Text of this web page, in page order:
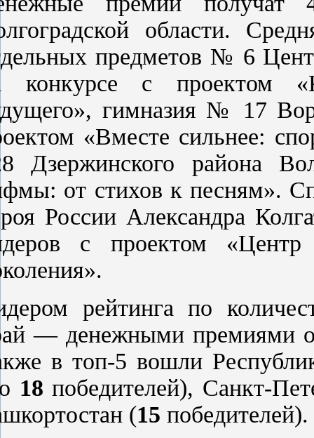
области.
предметов № 6
конкурсе с проектом
гимназия № 17
«Вместе сильнее:
Дзержинского района
от стихов к песням».
России Александра
с проектом
рейтинга по
— денежными премиями
в топ-5 вошли
18 победителей), Санкт-
(15 победителей).